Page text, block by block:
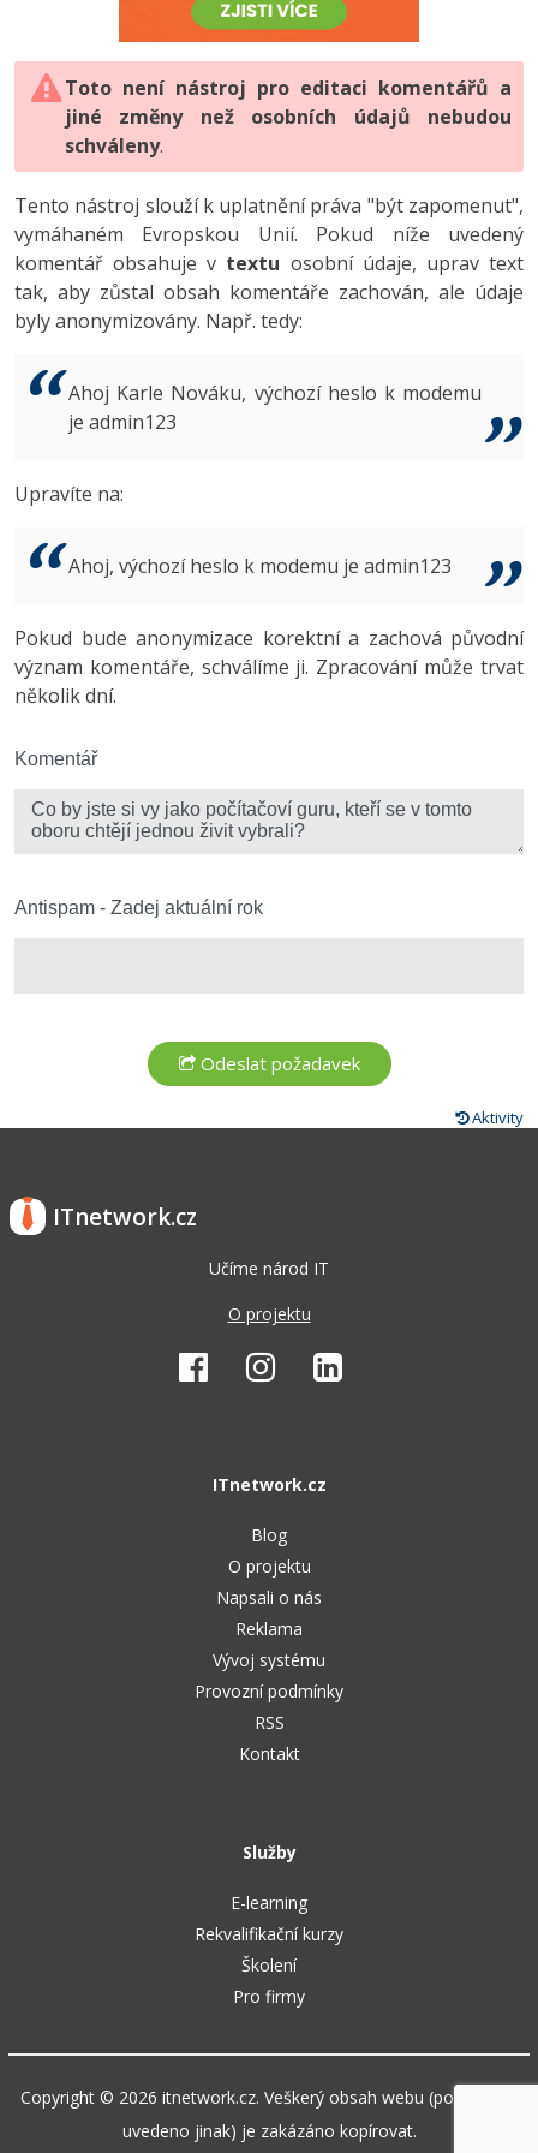
HTML5, CSS3, Bootstrap, SEO
SQL a databáze
Testování a verzování
UML a návrhové vzory
React
Spring
ASP.NET MVC
Best practices
PHP
JavaScript
Python
HTML / CSS
UML a návrhové vzory
MySQL/MariaDB
MS-SQL
Vývojář mobilních aplikací
C# Game developer
Tester
Systémový administrátor
3D grafik
Copywriter
WordPress specialista
-80%
JavaScript -80%
PHP -80%
Swift -80%
Kotlin -80%
VB.NET
Algoritmy -41%
Umělá inteligence (AI) -10%
Fórum
Digitální gramotnost
Marketing
WordPress
SEO
UX
Business
Copywriting
Windows
Kybernetická bezpečnost
Photoshop -80%
Adobe Illustrator -80%
Adobe Lightroom
Adobe XD
Adobe InDesign -25%
Adobe After Effects
Inkscape
Fórum
Toto není nástroj pro editaci komentářů a
jiné změny než osobních údajů nebudou
schváleny.
Tento nástroj slouží k uplatnění práva "být zapomenut",
vymáhaném Evropskou Unií. Pokud níže uvedený
komentář obsahuje v textu osobní údaje, uprav text
tak, aby zůstal obsah komentáře zachován, ale údaje
byly anonymizovány. Např. tedy:
Ahoj Karle Nováku, výchozí heslo k modemu
je admin123
Upravíte na:
Ahoj, výchozí heslo k modemu je admin123
Pokud bude anonymizace korektní a zachová původní
význam komentáře, schválíme ji. Zpracování může trvat
několik dní.
Komentář
Antispam - Zadej aktuální rok
Aktivity
ITnetwork.cz
Učíme národ IT
O projektu
ITnetwork.cz
Blog
O projektu
Napsali o nás
Reklama
Vývoj systému
Provozní podmínky
RSS
Kontakt
Služby
E-learning
Rekvalifikační kurzy
Školení
Pro firmy
Copyright © 2026 itnetwork.cz. Veškerý obsah webu (pokud není
uvedeno jinak) je zakázáno kopírovat.